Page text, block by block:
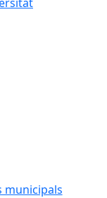
municipals